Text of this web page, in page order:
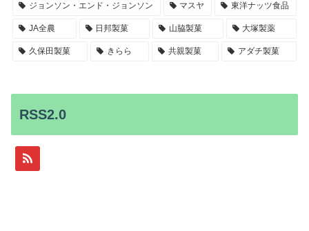
ジョンソン・エンド・ジョンソン マスヤ 東洋ナッツ食品
JA全農 日邦製菓 山脇製菓 大塚製薬
久保田製菓 きらら 共親製菓 アダチ製菓
RSS2.0